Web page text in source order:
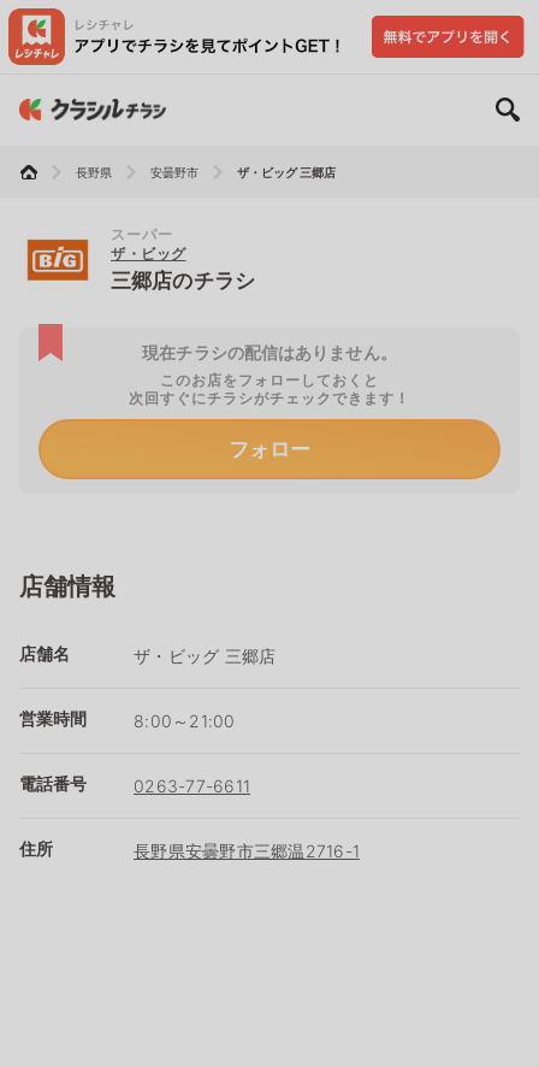
長野県 安曇野市 ザ・ビッグ 三郷店
スーパー
ザ・ビッグ
三郷店のチラシ
現在チラシの配信はありません。
このお店をフォローしておくと
次回すぐにチラシがチェックできます！
フォロー
店舗情報
店舗名 ザ・ビッグ 三郷店
営業時間 8:00～21:00
電話番号 0263-77-6611
住所 長野県安曇野市三郷温2716-1